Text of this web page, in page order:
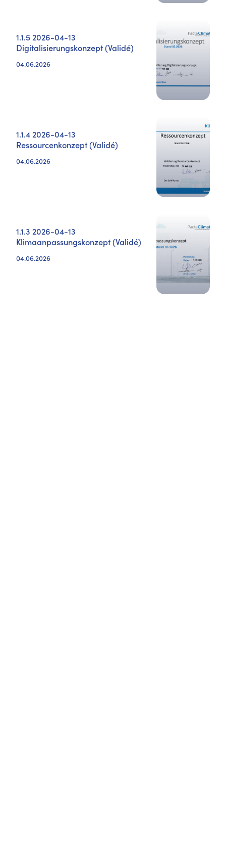
1.1.5 2026-04-13
Digitalisierungskonzept (Validé)
04.06.2026
1.1.4 2026-04-13
Ressourcenkonzept (Validé)
04.06.2026
1.1.3 2026-04-13
Klimaanpassungskonzept (Validé)
04.06.2026